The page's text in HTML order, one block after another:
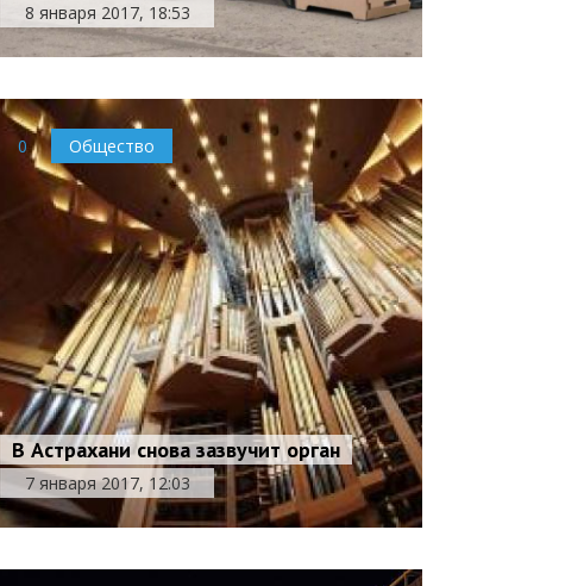
8 января 2017, 18:53
0 Общество
В Астрахани снова зазвучит орган
7 января 2017, 12:03